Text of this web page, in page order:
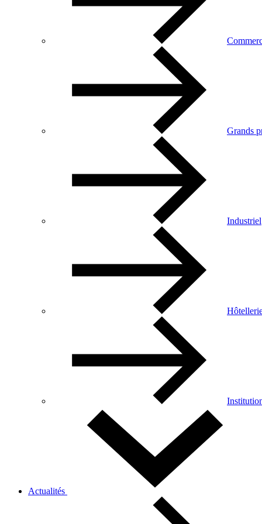
Grands
Industriel
Actualités